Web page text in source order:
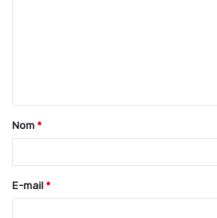
t
a
e
Nom *
E-mail *